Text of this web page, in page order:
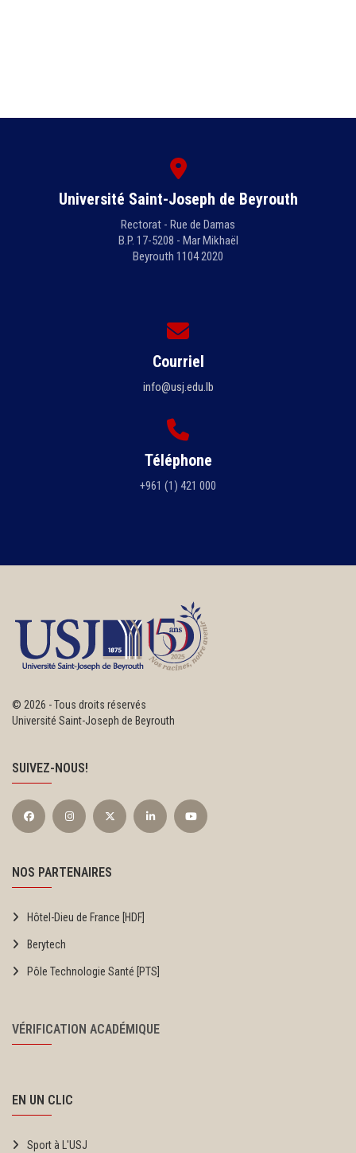
Université Saint-Joseph de Beyrouth
Rectorat - Rue de Damas
B.P. 17-5208 - Mar Mikhaël
Beyrouth 1104 2020
Courriel
info@usj.edu.lb
Téléphone
+961 (1) 421 000
© 2026 - Tous droits réservés
Université Saint-Joseph de Beyrouth
SUIVEZ-NOUS!
NOS PARTENAIRES
Hôtel-Dieu de France [HDF]
Berytech
Pôle Technologie Santé [PTS]
VÉRIFICATION ACADÉMIQUE
EN UN CLIC
Sport à L'USJ